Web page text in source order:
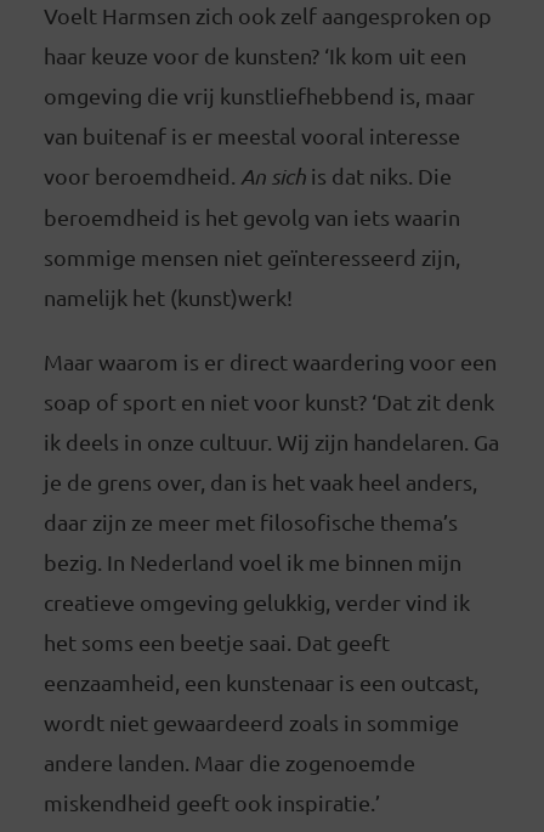
Voelt Harmsen zich ook zelf aangesproken op
haar keuze voor de kunsten? ‘Ik kom uit een
omgeving die vrij kunstliefhebbend is, maar
van buitenaf is er meestal vooral interesse
voor beroemdheid. An sichis dat niks. Die
beroemdheid is het gevolg van iets waarin
sommige mensen niet geïnteresseerd zijn,
namelijk het (kunst)werk!
Maar waarom is er direct waardering voor een
soap of sport en niet voor kunst? ‘Dat zit denk
ik deels in onze cultuur. Wij zijn handelaren. Ga
je de grens over, dan is het vaak heel anders,
daar zijn ze meer met filosofische thema’s
bezig. In Nederland voel ik me binnen mijn
creatieve omgeving gelukkig, verder vind ik
het soms een beetje saai. Dat geeft
eenzaamheid, een kunstenaar is een outcast,
wordt niet gewaardeerd zoals in sommige
andere landen. Maar die zogenoemde
miskendheid geeft ook inspiratie.’